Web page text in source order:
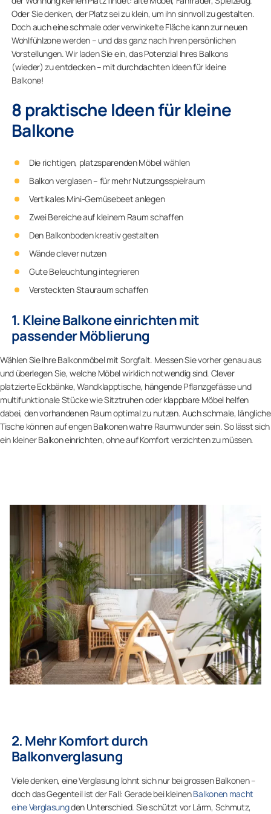
Oder Sie denken, der Platz sei zu klein, um ihn sinnvoll zu gestalten.
Doch auch eine schmale oder verwinkelte Fläche kann zur neuen
Wohlfühlzone werden – und das ganz nach Ihren persönlichen
Vorstellungen. Wir laden Sie ein, das Potenzial Ihres Balkons
(wieder) zu entdecken – mit durchdachten Ideen für kleine
Balkone!
8 praktische Ideen für kleine
Balkone
Die richtigen, platzsparenden Möbel wählen
Balkon verglasen – für mehr Nutzungsspielraum
Vertikales Mini-Gemüsebeet anlegen
Zwei Bereiche auf kleinem Raum schaffen
Den Balkonboden kreativ gestalten
Wände clever nutzen
Gute Beleuchtung integrieren
Versteckten Stauraum schaffen
1. Kleine Balkone einrichten mit
passender Möblierung
Wählen Sie Ihre Balkonmöbel mit Sorgfalt. Messen Sie vorher genau aus
und überlegen Sie, welche Möbel wirklich notwendig sind. Clever
platzierte Eckbänke, Wandklapptische, hängende Pflanzgefässe und
multifunktionale Stücke wie Sitztruhen oder klappbare Möbel helfen
dabei, den vorhandenen Raum optimal zu nutzen. Auch schmale, längliche
Tische können auf engen Balkonen wahre Raumwunder sein. So lässt sich
ein kleiner Balkon einrichten, ohne auf Komfort verzichten zu müssen.
2. Mehr Komfort durch
Balkonverglasung
Viele denken, eine Verglasung lohnt sich nur bei grossen Balkonen –
doch das Gegenteil ist der Fall: Gerade bei kleinenBalkonen macht
eine Verglasungden Unterschied. Sie schützt vor Lärm, Schmutz,